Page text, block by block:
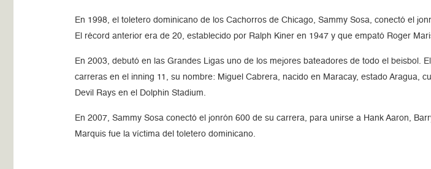
En 1998, el toletero dominicano de los Cachorros de Chicago, Sammy Sosa, conectó el
El récord anterior era de 20, establecido por Ralph Kiner en 1947 y que empató Roger
En 2003, debutó en las Grandes Ligas uno de los mejores bateadores de todo el
carreras en el inning 11, su nombre: Miguel Cabrera, nacido en Maracay, estado Aragua,
Devil Rays en el Dolphin Stadium.
En 2007, Sammy Sosa conectó el jonrón 600 de su carrera, para unirse a Hank Aaron,
Marquis fue la víctima del toletero dominicano.